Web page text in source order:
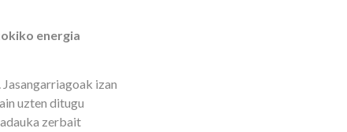
energia
izan
uzten ditugu
zerbait